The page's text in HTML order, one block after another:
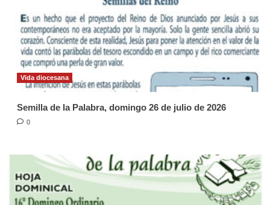
Vida diocesana
Semilla de la Palabra, domingo 26 de julio de 2026
0